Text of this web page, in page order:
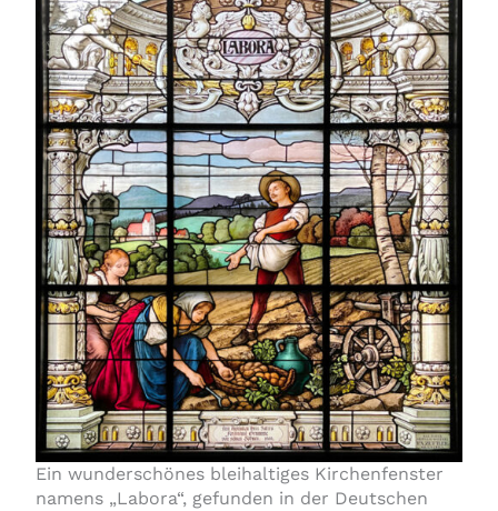
Ein wunderschönes bleihaltiges Kirchenfenster
namens „Labora“, gefunden in der Deutschen